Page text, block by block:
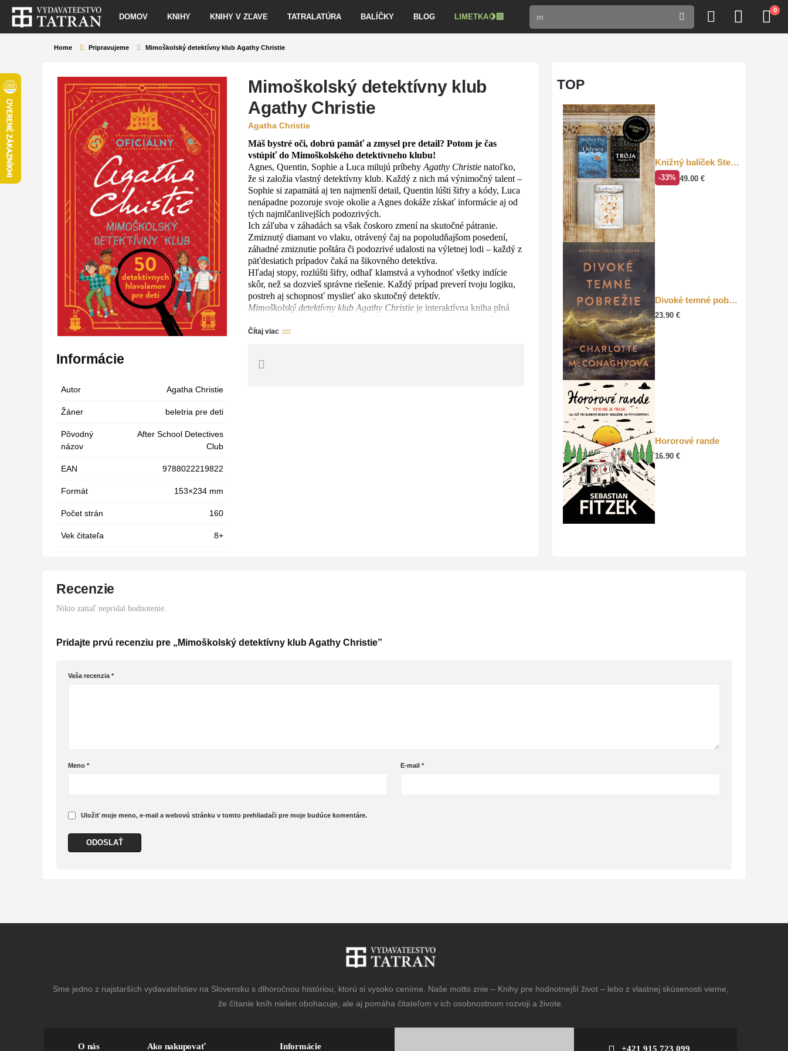
DOMOV KNIHY KNIHY V ZĽAVE TATRALATÚRA BALÍČKY BLOG LIMETKA🍋‍🟩
0
Home Pripravujeme Mimoškolský detektívny klub Agathy Christie
Informácie
Autor Agatha Christie
Žáner beletria pre deti
Pôvodný
názov
After School Detectives
Club
EAN 9788022219822
Formát 153×234 mm
Počet strán 160
Vek čitateľa 8+
Mimoškolský detektívny klub
Agathy Christie
Agatha Christie
Máš bystré oči, dobrú pamäť a zmysel pre detail? Potom je čas
vstúpiť do Mimoškolského detektívneho klubu!
Agnes, Quentin, Sophie a Luca milujú príbehyAgathy Christie natoľko,
že si založia vlastný detektívny klub. Každý z nich má výnimočný talent –
Sophie si zapamätá aj ten najmenší detail, Quentin lúšti šifry a kódy, Luca
nenápadne pozoruje svoje okolie a Agnes dokáže získať informácie aj od
tých najmlčanlivejších podozrivých.
Ich záľuba v záhadách sa však čoskoro zmení na skutočné pátranie.
Zmiznutý diamant vo vlaku, otrávený čaj na popoludňajšom posedení,
záhadné zmiznutie poštára či podozrivé udalosti na výletnej lodi – každý z
päťdesiatich prípadov čaká na šikovného detektíva.
Hľadaj stopy, rozlúšti šifry, odhaľ klamstvá a vyhodnoť všetky indície
skôr, než sa dozvieš správne riešenie. Každý prípad preverí tvoju logiku,
postreh aj schopnosť myslieť ako skutočný detektív.
Mimoškolský detektívny klub Agathy Christie je interaktívna kniha plná
záhad, hlavolamov a rébusov, ktorá hravou formou rozvíja logické
myslenie, pozornosť aj dedukciu. Ideálna pre deti od 8 rokov, ktoré milujú
Čítaj viac
TOP
Knižný balíček Stephen Fry
-33% 49.00 €
Divoké temné pobrežie
23.90 €
Hororové rande
16.90 €
Recenzie
Nikto zatiaľ nepridal hodnotenie.
Pridajte prvú recenziu pre „Mimoškolský detektívny klub Agathy Christie”
Vaša recenzia*
Meno * E-mail*
Uložiť moje meno, e-mail a webovú stránku v tomto prehliadači pre moje budúce komentáre.
Sme jedno z najstarších vydavateľstiev na Slovensku s dlhoročnou históriou, ktorú si vysoko ceníme. Naše motto znie – Knihy pre hodnotnejší život – lebo z vlastnej skúsenosti vieme,
že čítanie kníh nielen obohacuje, ale aj pomáha čitateľom v ich osobnostnom rozvoji a živote.
O nás Ako nakupovať Informácie +421 915 723 099